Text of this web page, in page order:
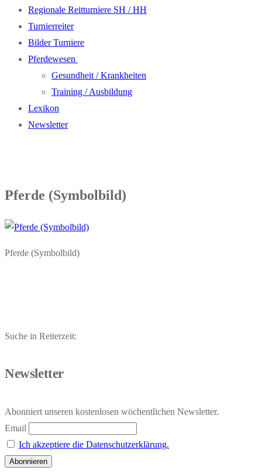
Regionale Reitturniere SH / HH
Turnierreiter
Bilder Turniere
Pferdewesen
Gesundheit / Krankheiten
Training / Ausbildung
Lexikon
Newsletter
Pferde (Symbolbild)
Pferde (Symbolbild)
Suche in Reiterzeit:
Newsletter
Abonniert unseren kostenlosen wöchentlichen Newsletter.
Email
Ich akzeptiere die Datenschutzerklärung.